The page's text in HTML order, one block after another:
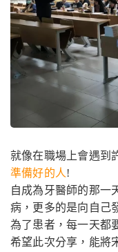
就像在職場上會遇到
準備好的人!
自成為牙醫師的那一
病，更多的是向自己
為了患者，每一天都
希望此次分享，能將